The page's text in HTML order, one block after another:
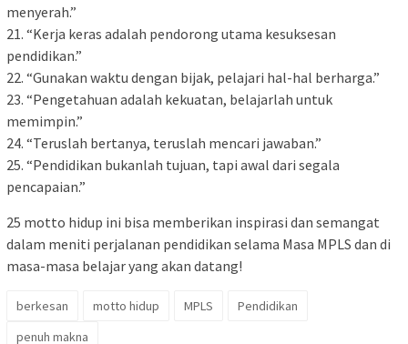
menyerah.”
21. “Kerja keras adalah pendorong utama kesuksesan
pendidikan.”
22. “Gunakan waktu dengan bijak, pelajari hal-hal berharga.”
23. “Pengetahuan adalah kekuatan, belajarlah untuk
memimpin.”
24. “Teruslah bertanya, teruslah mencari jawaban.”
25. “Pendidikan bukanlah tujuan, tapi awal dari segala
pencapaian.”
25 motto hidup ini bisa memberikan inspirasi dan semangat
dalam meniti perjalanan pendidikan selama Masa MPLS dan di
masa-masa belajar yang akan datang!
berkesan motto hidup MPLS
Pendidikan
penuh makna